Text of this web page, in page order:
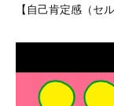
【自己肯定感（